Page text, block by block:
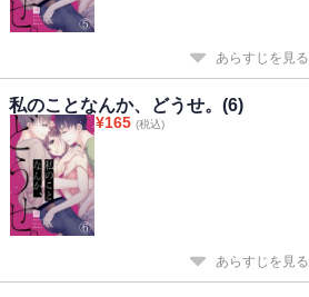
あらすじを見る
私のことなんか、どうせ。(6)
¥165 (税込)
あらすじを見る